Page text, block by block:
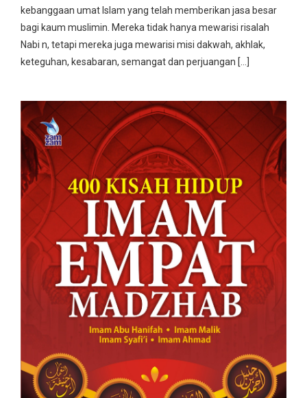
kebanggaan umat Islam yang telah memberikan jasa besar
bagi kaum muslimin. Mereka tidak hanya mewarisi risalah
Nabi n, tetapi mereka juga mewarisi misi dakwah, akhlak,
keteguhan, kesabaran, semangat dan perjuangan […]